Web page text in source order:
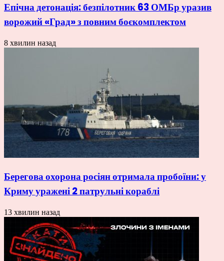
Епічна детонація: безпілотник 63 ОМБр уразив
ворожий «Град» з повним боєкомплектом
8 хвилин назад
Берегова охорона росіян отримала пробоїни: у
Криму уражені 2 патрульні кораблі
13 хвилин назад